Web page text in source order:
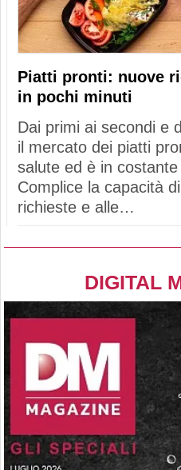
Piatti pronti: nuove
in pochi minuti
Dai primi ai secondi e
il mercato dei piatti
salute ed è in
Complice la capacità
richieste e alle…
DIGITAL